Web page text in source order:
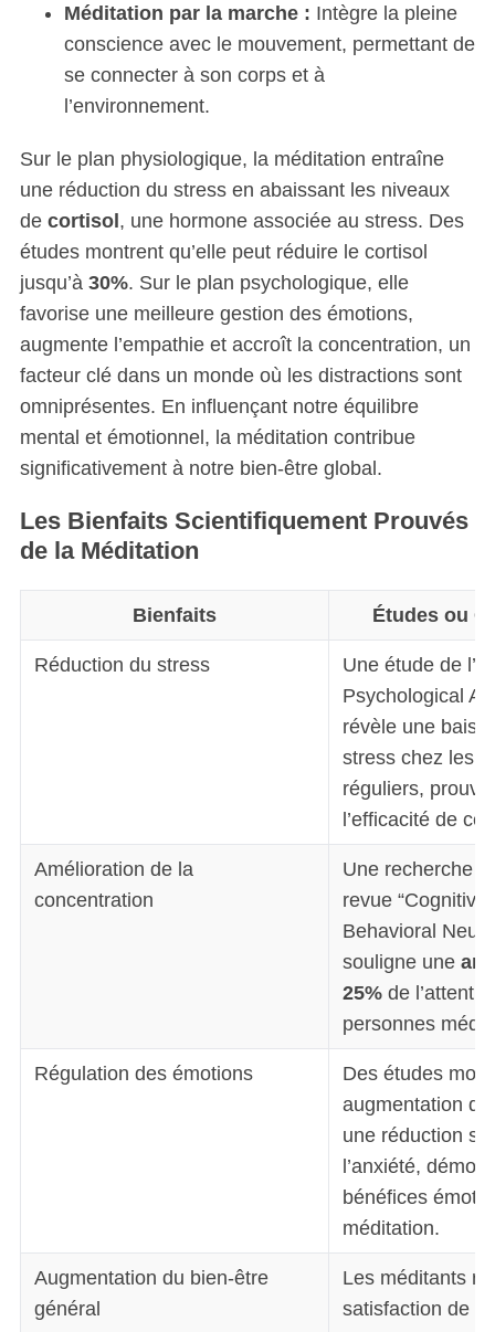
Méditation par la marche : Intègre la pleine
conscience avec le mouvement, permettant de
se connecter à son corps et à
l’environnement.
Sur le plan physiologique, la méditation entraîne
une réduction du stress en abaissant les niveaux
de cortisol, une hormone associée au stress. Des
études montrent qu’elle peut réduire le cortisol
jusqu’à 30%. Sur le plan psychologique, elle
favorise une meilleure gestion des émotions,
augmente l’empathie et accroît la concentration, un
facteur clé dans un monde où les distractions sont
omniprésentes. En influençant notre équilibre
mental et émotionnel, la méditation contribue
significativement à notre bien-être global.
Les Bienfaits Scientifiquement Prouvés
de la Méditation
Bienfaits Études ou
Réduction du stress
Une étude de
Psychological
révèle une
stress chez les
réguliers,
l’efficacité de
Amélioration de la
concentration
Une recherche
revue
Behavioral
souligne une
25%de
personnes
Régulation des émotions
Des études
augmentation de
une réduction
l’anxiété,
bénéfices
méditation.
Augmentation du bien-être
général
Les méditants
satisfaction de